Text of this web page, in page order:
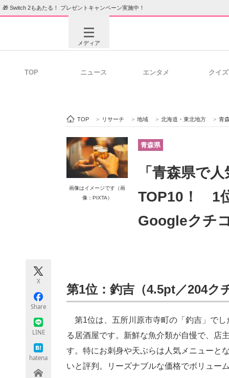
🎁 Switch 2もあたる！ プレゼントキャンペーン実施中！
メディア
ビジネスと働き方のヒント
ITエンジニア向け専門サイト
ちょっと気になるネットの話題
TOP ニュース エンタメ クイズ
TOP > リサーチ > 地域 > 北海道・東北地方 > 青
画像はイメージです（画
像：PIXTA）
青森県
「青森県で
TOP10！ 1
Googleクチ
X
Share
LINE
hatena
第1位：釣吉（4.5pt／204ク
第1位は、五所川原市寺町の「釣吉」で
る居酒屋です。新鮮な魚介類が自慢で、店
す。特にお刺身や天ぷらは人気メニューと
いと評判。リーズナブルな価格でボリュー